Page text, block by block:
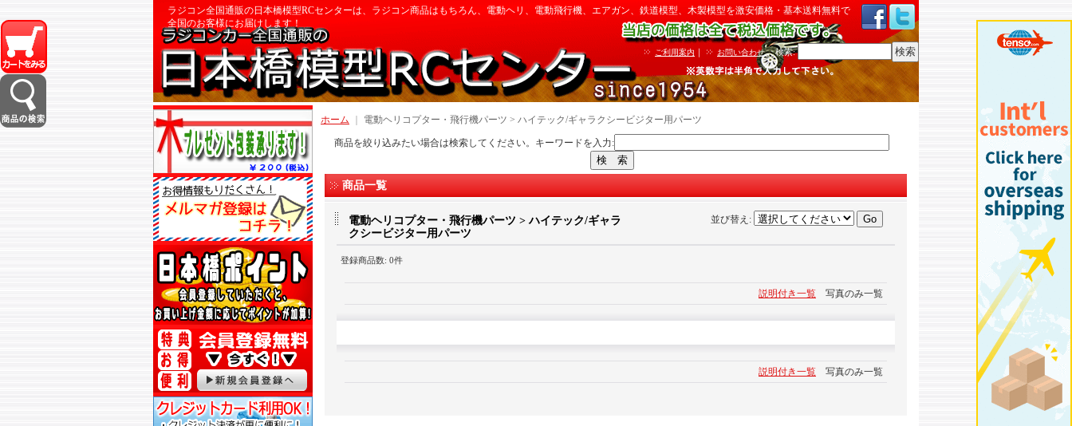
ラジコン全国通販の日本橋模型RCセンターは、ラジコン商品はもちろん、電動ヘリ、電動飛行機、エアガン、鉄道模型、木製模型を激安価格・基本送料無料で
全国のお客様にお届けします！
ご利用案内 ｜ お問い合わせ 検索:
ホーム 電動ヘリコプター・飛行機パーツ > ハイテック/ギャラクシービジター用パーツ
商品を絞り込みたい場合は検索してください。キーワードを入力:
商品一覧
電動ヘリコプター・飛行機パーツ > ハイテック/ギャラ
クシービジター用パーツ
並び替え :
登録商品数: 0件
説明付き一覧 写真のみ一覧
説明付き一覧 写真のみ一覧